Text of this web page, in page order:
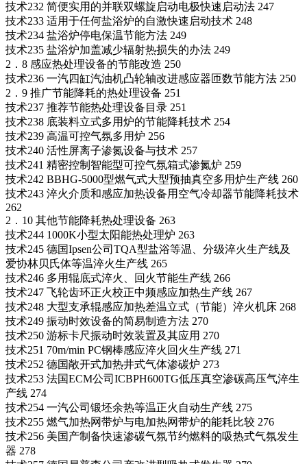
技术232 简便实用的并联双螺旋启动电极快速启动法 247
技术233 适用于任何盐浴炉的自激快速启动技术 248
技术234 盐浴炉停电保温节能方法 249
技术235 盐浴炉加盖减少辐射热损失的办法 249
2．8 感应热处理设备的节能改造 250
技术236 一汽四缸汽油机凸轮轴改进感应器匝数节能方法 250
2．9 推广节能降耗的热处理设备 251
技术237 推荐节能热处理设备目录 251
技术238 底装料立式多用炉的节能降耗技术 254
技术239 高温可控气氛多用炉 256
技术240 活性屏离子渗氮设备与技术 257
技术241 精密控制智能型可控气氛箱式渗氮炉 259
技术242 BBHG-5000型燃气式大型预抽真空多用炉生产线 260
技术243 淬火介质和感应加热设备用空气冷却器节能降耗技术
262
2．10 其他节能降耗热处理设备 263
技术244 1000K小型太阳能热处理炉 263
技术245 德国Ipsen公司TQA型盐浴等温、分级淬火生产线及
爱协林贝氏体等温淬火生产线 265
技术246 多用辊底式淬火、回火节能生产线 266
技术247 飞轮齿环正火校正中频感应加热生产线 267
技术248 大型支承辊感应加热差温立式（节能）淬火机床 268
技术249 振动时效设备的简易制造方法 270
技术250 游标卡尺振动时效装置及其应用 270
技术251 70m/min PC钢棒感应淬火回火生产线 271
技术252 德国敞开式加热井式气体渗碳炉 273
技术253 法国ECM公司ICBPH600TG低压真空渗碳高压气淬生
产线 274
技术254 一汽公司锻坯余热等温正火自动生产线 275
技术255 燃气加热网带炉与电加热网带炉的能耗比较 276
技术256 美国产制备快速渗碳气氛节约燃料的吸热式气氛发生
器 278